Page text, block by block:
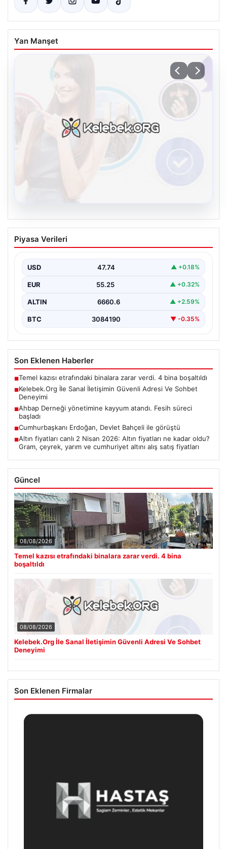
Yan Manşet
Kelebek.Org İle Sanal İletişimin Güvenli
Adresi Ve Sohbet Deneyimi
sağlaması kritik bir önem taşımaktadır. Güncel olarak…
Piyasa Verileri
USD 47.74 ▲ +0.18%
EUR 55.25 ▲ +0.32%
ALTIN 6660.6 ▲ +2.59%
BTC 3084190 ▼ -0.35%
Son Eklenen Haberler
■Temel kazısı etrafındaki binalara zarar verdi. 4 bina boşaltıldı
■Kelebek.Org İle Sanal İletişimin Güvenli Adresi Ve Sohbet
Deneyimi
■Ahbap Derneği yönetimine kayyum atandı. Fesih süreci
başladı
■Cumhurbaşkanı Erdoğan, Devlet Bahçeli ile görüştü
■Altın fiyatları canlı 2 Nisan 2026: Altın fiyatları ne kadar oldu?
Gram, çeyrek, yarım ve cumhuriyet altını alış satış fiyatları
Güncel
08/08/2026
Temel kazısı etrafındaki binalara zarar verdi. 4 bina
boşaltıldı
08/08/2026
Kelebek.Org İle Sanal İletişimin Güvenli Adresi Ve Sohbet
Deneyimi
Son Eklenen Firmalar